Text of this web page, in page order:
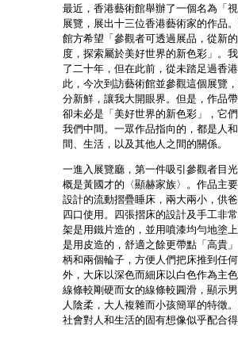
最近，香港藝術館舉辦了一個名為「
展覽，展出十三位香港藝術家的作品
館方希望「參觀者可透過展品，從新
度，探索屬於美好世界的新色彩」。
了二十年，但在此前，從未踏足過香
此，今次到訪藝術館並參觀這個展覽
分新鮮，讓我大開眼界。但是，作品
卻未必是「美好世界的新色彩」，它
我們中間。一眾作品指向的，都是人
間、生活，以及其他人之間的關係。
一進入展覽廳，第一件吸引參觀者目
概是黃國才的〈顯赫家族〉。作品主
設計的流動摺疊睡床，兩大兩小，供
四口使用。四張摺床的設計及手工非
架是用鐵片造的，並用噴漆均勻地塗
是用皮造的，舒適之餘更帶點「高貴
柄和兩個輪子，方便人們把床推到任
外，大床以深色而細床以白色作為主
線條較剛硬而女的線條較圓滑，顯示
人陰柔，大人複雜而小孩簡單的特徵
社會對人和生活的固有想像似乎配合得